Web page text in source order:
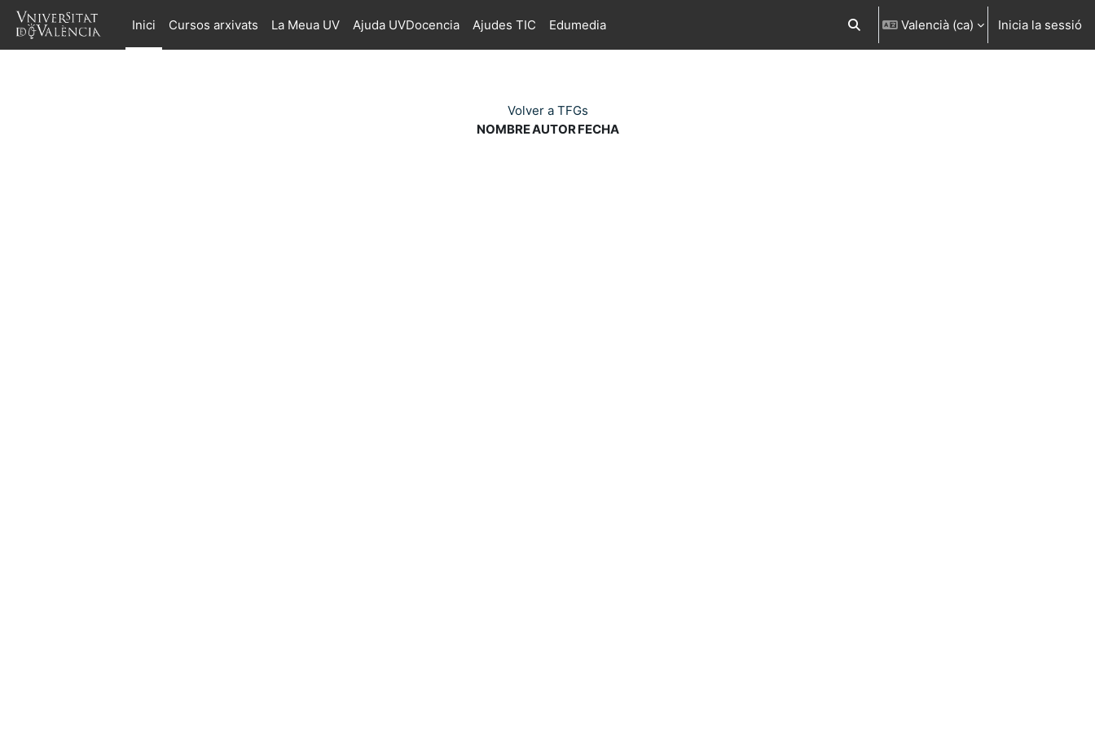
Ves al contingut principal
Inici
Cursos arxivats La Meua UV Ajuda UVDocencia Ajudes TIC Edumedia Commuta l'entrada de la cerca
Valencià ‎(ca)‎ Inicia la sessió
Volver a TFGs
NOMBREAUTORFECHA